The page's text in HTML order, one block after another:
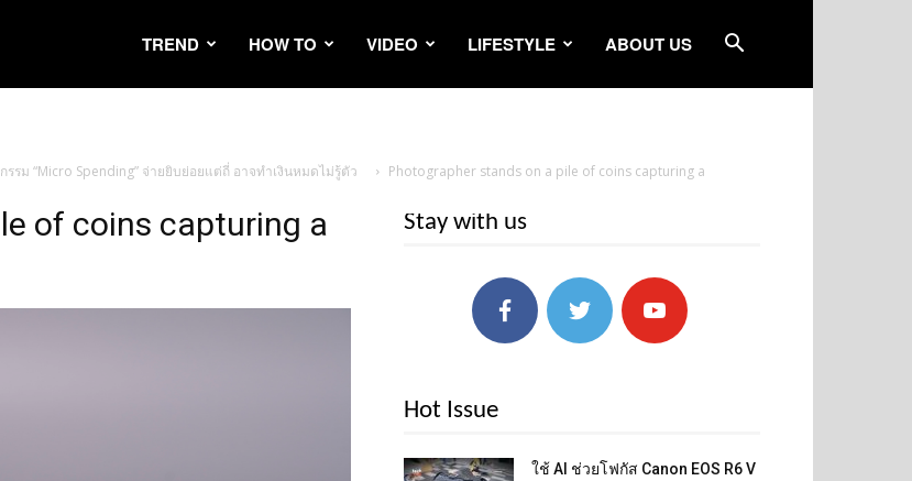
TREND HOW TO VIDEO LIFESTYLE ABOUT US
รม “Micro Spending” จ่ายยิบย่อยแต่ถี่ อาจทำเงินหมดไม่รู้ตัว
Photographer stands on a pile of coins capturing a
of coins capturing a
Stay with us
Hot Issue
ใช้ AI ช่วยโฟกัส Canon EOS R6 V